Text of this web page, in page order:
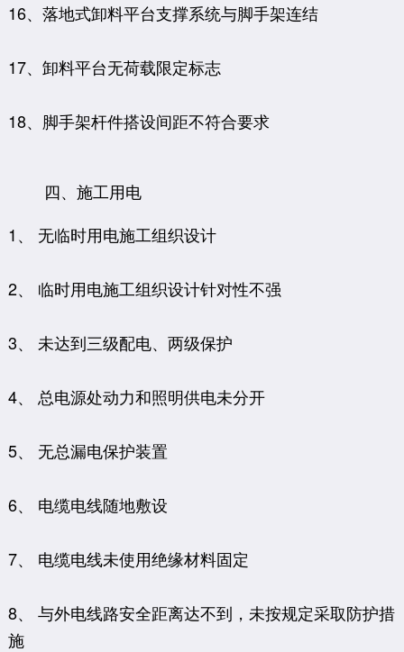
16、落地式卸料平台支撑系统与脚手架连结
17、卸料平台无荷载限定标志
18、脚手架杆件搭设间距不符合要求
四、施工用电
1、 无临时用电施工组织设计
2、 临时用电施工组织设计针对性不强
3、 未达到三级配电、两级保护
4、 总电源处动力和照明供电未分开
5、 无总漏电保护装置
6、 电缆电线随地敷设
7、 电缆电线未使用绝缘材料固定
8、 与外电线路安全距离达不到，未按规定采取防护措
施